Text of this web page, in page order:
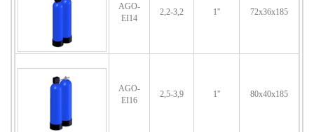
AGO-
EI14
2,2-3,2 1'' 72x36x185
AGO-
EI16
2,5-3,9 1'' 80x40x185